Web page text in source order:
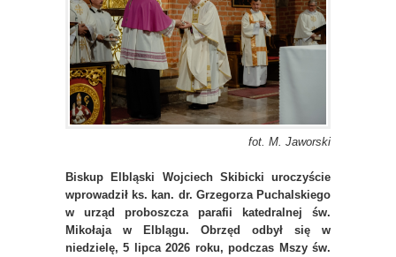
fot. M. Jaworski
Biskup Elbląski Wojciech Skibicki uroczyście
wprowadził ks. kan. dr. Grzegorza Puchalskiego
w urząd proboszcza parafii katedralnej św.
Mikołaja w Elblągu. Obrzęd odbył się w
niedzielę, 5 lipca 2026 roku, podczas Mszy św.